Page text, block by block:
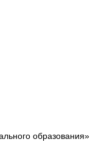
образования»